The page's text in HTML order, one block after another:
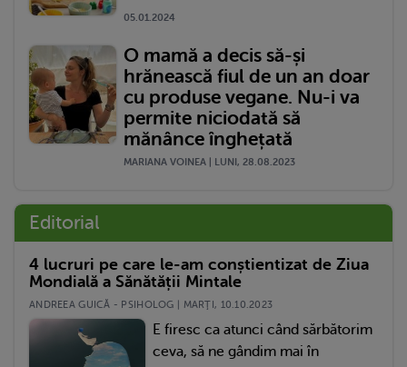
05.01.2024
O mamă a decis să-și
hrănească fiul de un an doar
cu produse vegane. Nu-i va
permite niciodată să
mănânce înghețată
MARIANA VOINEA | LUNI, 28.08.2023
Editorial
4 lucruri pe care le-am conștientizat de Ziua
Mondială a Sănătății Mintale
ANDREEA GUICĂ - PSIHOLOG | MARŢI, 10.10.2023
E firesc ca atunci când sărbătorim
ceva, să ne gândim mai în